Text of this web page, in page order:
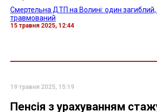
Смертельна ДТП на Волині: один
травмований
15 травня 2025, 12:44
19 травня 2025, 15:19
Пенсія з урахуванням